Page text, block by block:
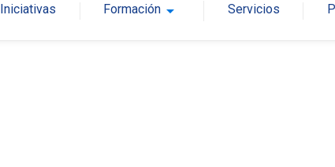
Iniciativas Formación arrow_drop_down Servicios